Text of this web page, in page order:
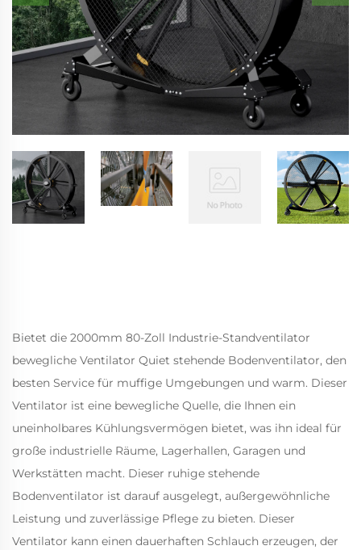
Bietet die 2000mm 80-Zoll Industrie-Standventilator
bewegliche Ventilator Quiet stehende Bodenventilator, den
besten Service für muffige Umgebungen und warm. Dieser
Ventilator ist eine bewegliche Quelle, die Ihnen ein
uneinholbares Kühlungsvermögen bietet, was ihn ideal für
große industrielle Räume, Lagerhallen, Garagen und
Werkstätten macht. Dieser ruhige stehende
Bodenventilator ist darauf ausgelegt, außergewöhnliche
Leistung und zuverlässige Pflege zu bieten. Dieser
Ventilator kann einen dauerhaften Schlauch erzeugen, der